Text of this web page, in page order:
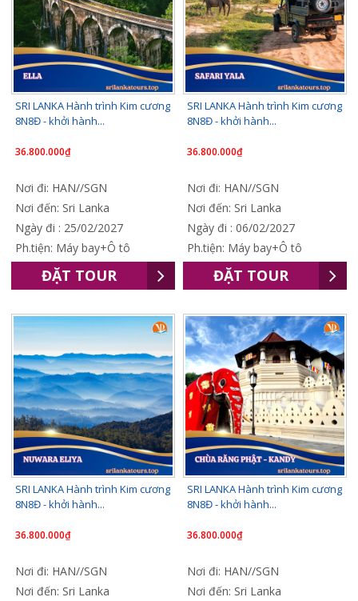
SRI LANKA Hành trình Kim cương
8N8Đ - khởi hành...
36.800.000₫
Nơi đi: HAN//SGN
Nơi đến: Sri Lanka
Ngày đi : 25/02/2027
Ph.tiện: Máy bay+Ô tô
ĐẶT TOUR
SRI LANKA Hành trình Kim cương
8N8Đ - khởi hành...
36.800.000₫
Nơi đi: HAN//SGN
Nơi đến: Sri Lanka
Ngày đi : 06/02/2027
Ph.tiện: Máy bay+Ô tô
ĐẶT TOUR
SRI LANKA Hành trình Kim cương
8N8Đ - khởi hành...
36.800.000₫
Nơi đi: HAN//SGN
Nơi đến: Sri Lanka
SRI LANKA Hành trình Kim cương
8N8Đ - khởi hành...
36.800.000₫
Nơi đi: HAN//SGN
Nơi đến: Sri Lanka